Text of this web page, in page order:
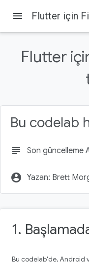
Firebase
Bu sayfada
1. Başlamadan önce
Gerekenler
menu Flutter için
Flutter
Bu codelab
subject Son güncelleme
account_circle Yazan: Brett
1.
Bu codelab'de, Android